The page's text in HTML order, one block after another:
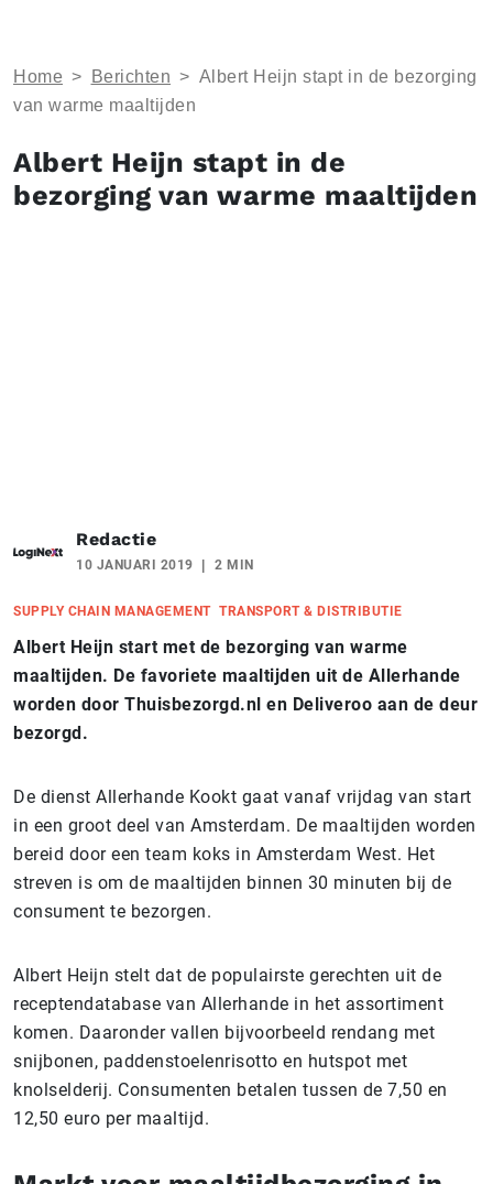
Home > Berichten > Albert Heijn stapt in de bezorging
van warme maaltijden
Albert Heijn stapt in de
bezorging van warme maaltijden
Redactie
10 JANUARI 2019 2 MIN
SUPPLY CHAIN MANAGEMENT TRANSPORT & DISTRIBUTIE
Albert Heijn start met de bezorging van warme
maaltijden. De favoriete maaltijden uit de Allerhande
worden door Thuisbezorgd.nl en Deliveroo aan de deur
bezorgd.
De dienst Allerhande Kookt gaat vanaf vrijdag van start
in een groot deel van Amsterdam. De maaltijden worden
bereid door een team koks in Amsterdam West. Het
streven is om de maaltijden binnen 30 minuten bij de
consument te bezorgen.
Albert Heijn stelt dat de populairste gerechten uit de
receptendatabase van Allerhande in het assortiment
komen. Daaronder vallen bijvoorbeeld rendang met
snijbonen, paddenstoelenrisotto en hutspot met
knolselderij. Consumenten betalen tussen de 7,50 en
12,50 euro per maaltijd.